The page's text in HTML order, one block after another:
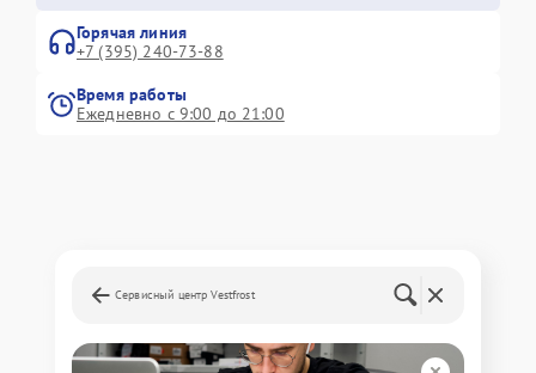
Горячая линия
+7 (395) 240-73-88
Время работы
Ежедневно с 9:00 до 21:00
Сервисный центр Vestfrost